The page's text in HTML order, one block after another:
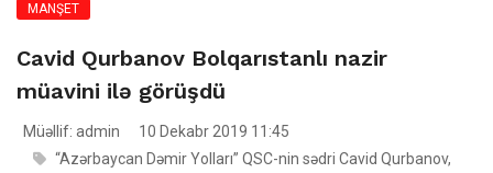
MANŞET
Cavid Qurbanov Bolqarıstanlı nazir
müavini ilə görüşdü
Müəllif: admin
10 Dekabr 2019 11:45
“Azərbaycan Dəmir Yolları” QSC-nin sədri Cavid Qurbanov,